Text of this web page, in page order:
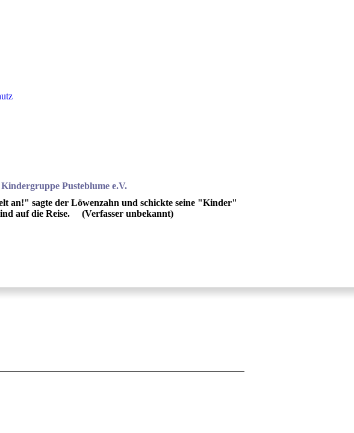
Kindergruppe Pusteblume e.V.
an!" sagte der Löwenzahn und schickte seine "Kinder"
auf die Reise. (Verfasser unbekannt)